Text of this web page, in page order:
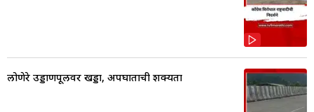
लोणेरे उड्डाणपूलवर खड्डा, अपघाताची शक्यता